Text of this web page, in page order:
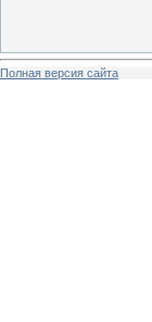
Полная версия сайта